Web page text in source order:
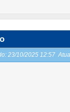
23/10/2025 12:57